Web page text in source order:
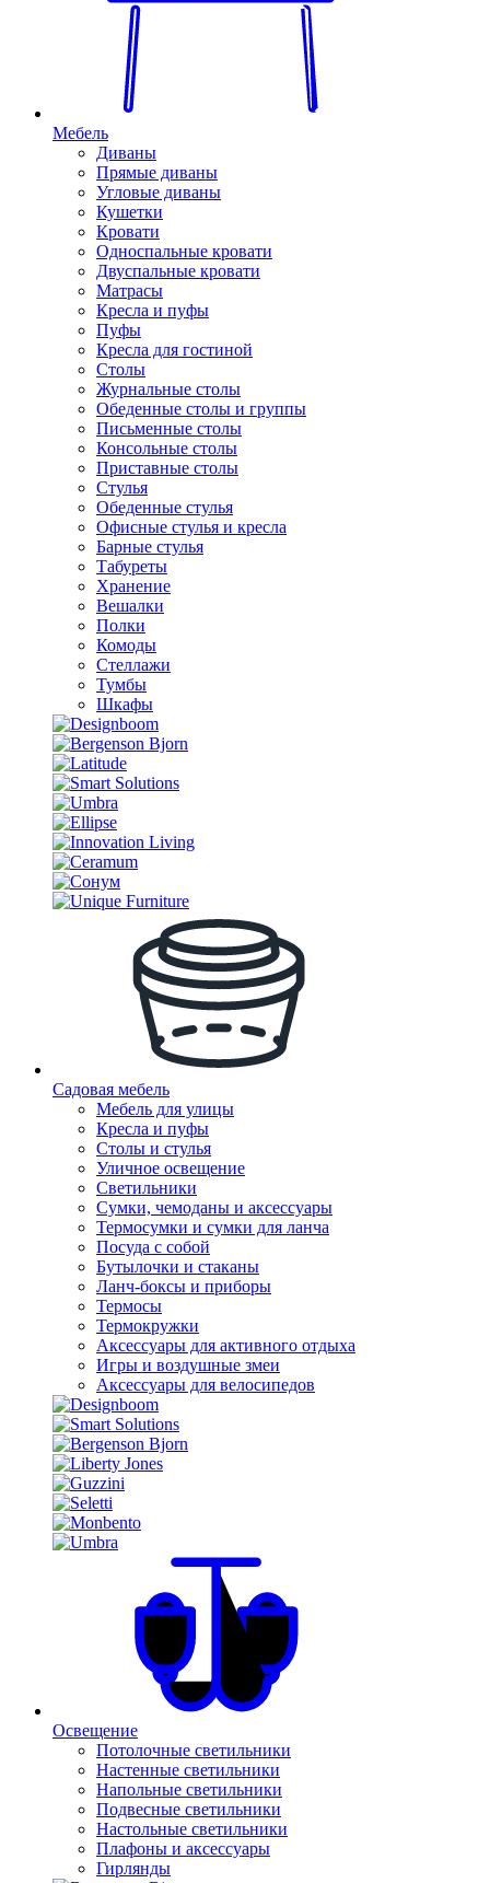
Мебель
Диваны
Прямые диваны
Угловые диваны
Кушетки
Кровати
Односпальные кровати
Двуспальные кровати
Матрасы
Кресла и пуфы
Пуфы
Кресла для гостиной
Столы
Журнальные столы
Обеденные столы и группы
Письменные столы
Консольные столы
Приставные столы
Стулья
Обеденные стулья
Офисные стулья и кресла
Барные стулья
Табуреты
Хранение
Вешалки
Полки
Комоды
Стеллажи
Тумбы
Шкафы
Садовая мебель
Мебель для улицы
Кресла и пуфы
Столы и стулья
Уличное освещение
Светильники
Сумки, чемоданы и аксессуары
Термосумки и сумки для ланча
Посуда с собой
Бутылочки и стаканы
Ланч-боксы и приборы
Термосы
Термокружки
Аксессуары для активного отдыха
Игры и воздушные змеи
Аксессуары для велосипедов
Освещение
Потолочные светильники
Настенные светильники
Напольные светильники
Подвесные светильники
Настольные светильники
Плафоны и аксессуары
Гирлянды